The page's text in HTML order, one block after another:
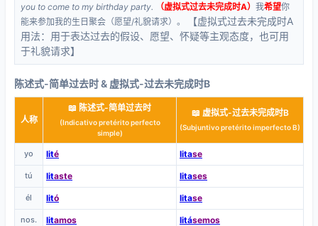
you to come to my birthday party.
（虚拟式过去未完成时A） 我希望你
能来参加我的生日聚会（愿望/礼貌请求）。
【虚拟式过去未完成时A
用法：用于表达过去的假设、愿望、怀疑等主观态度，也可用
于礼貌请求】
陈述式-简单过去时 & 虚拟式-过去未完成时B
人称
📖 陈述式-简单过去时
(Indicativo pretérito perfecto
simple)
📖 虚拟式-过去未完成时B
(Subjuntivo pretérito imperfecto B)
yo lité litase
tú litaste litases
él litó litase
nos. litamos litásemos